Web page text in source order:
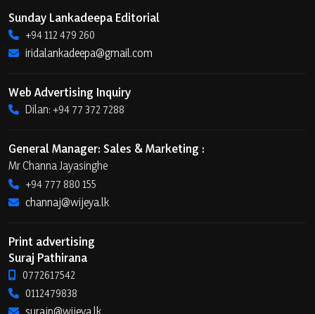
Sunday Lankadeepa Editorial
+94 112 479 260
iridalankadeepa@gmail.com
Web Advertising Inquiry
Dilan: +94 77 372 7288
General Manager: Sales & Marketing :
Mr Channa Jayasinghe
+94 777 880 155
channaj@wijeya.lk
Print advertising
Suraj Pathirana
0772617542
0112479838
surajp@wijeya.lk